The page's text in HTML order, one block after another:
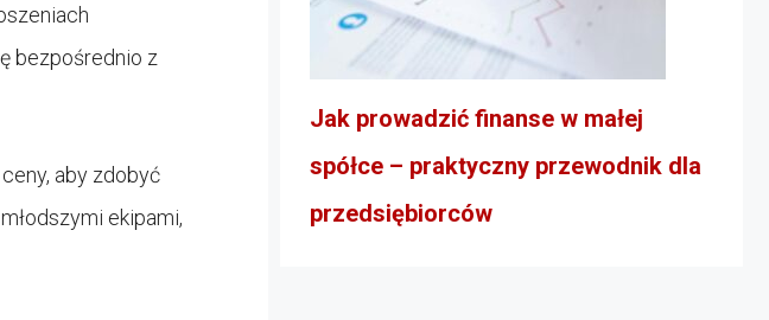
bezpośrednio z
aby zdobyć
ekipami,
Jak prowadzić finanse w małej
spółce – praktyczny przewodnik dla
przedsiębiorców